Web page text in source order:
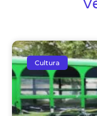
Cultura